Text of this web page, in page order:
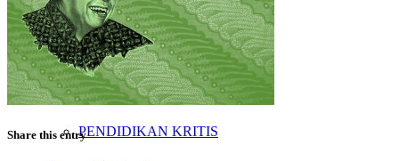
PENELITIAN
PENDIDIKAN KRITIS
Share this entry